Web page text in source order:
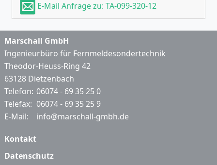
E-Mail Anfrage zu: TA-099-320-12
Marschall GmbH
Ingenieurbüro für Fernmeldesondertechnik
Theodor-Heuss-Ring 42
63128 Dietzenbach
Telefon: 06074 - 69 35 25 0
Telefax: 06074 - 69 35 25 9
E-Mail:
info@marschall-gmbh.de
Kontakt
Datenschutz